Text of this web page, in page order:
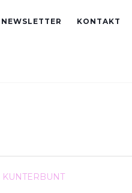
NEWSLETTER KONTAKT
KUNTERBUNT